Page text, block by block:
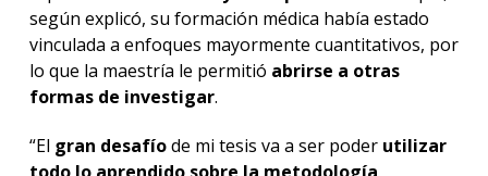
según explicó, su formación médica había estado
vinculada a enfoques mayormente cuantitativos, por
lo que la maestría le permitió abrirse a otras
formas de investigar.
“El gran desafíode mi tesis va a ser poder utilizar